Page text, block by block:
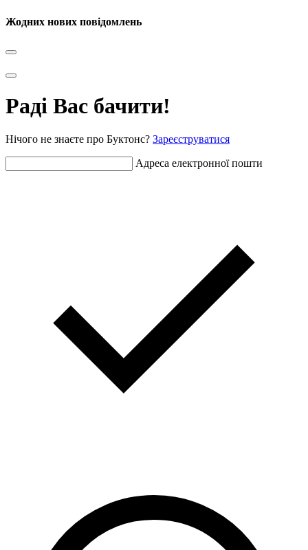
Жодних нових повідомлень
Раді Вас бачити!
Нічого не знаєте про Буктонс? Зареєструватися
Адреса електронної пошти